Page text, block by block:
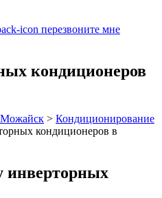
перезвоните мне
кондиционеров
Можайск > Кондиционирование
кондиционеров в
инверторных